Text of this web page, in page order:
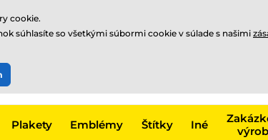
+421220255160
Plakety Emblémy Štítky Iné
cookie.
súhlasíte so všetkými súbormi cookie v súlade s našimi